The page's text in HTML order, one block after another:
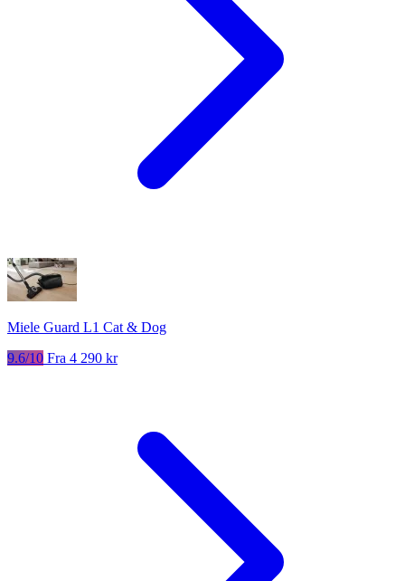
Miele Guard L1 Cat & Dog
9.6/10 Fra 4 290 kr